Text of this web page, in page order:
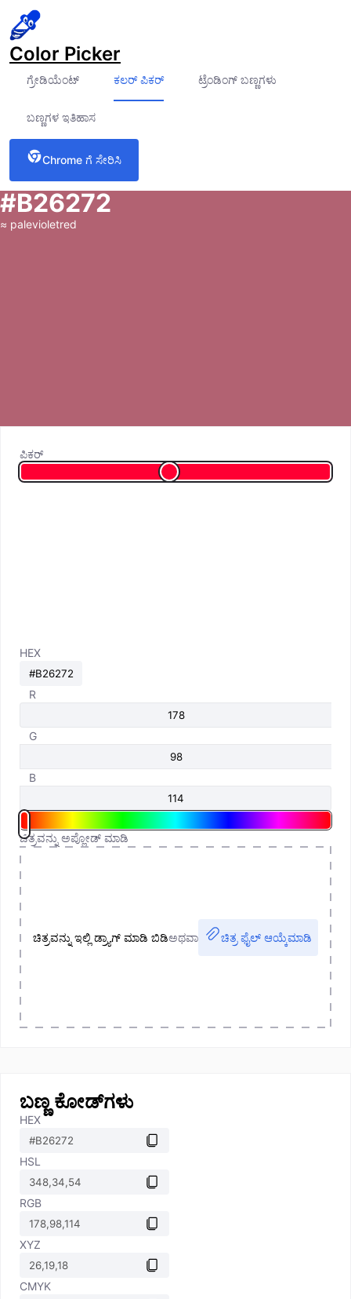
Color Picker
ಗ್ರೇಡಿಯೆಂಟ್ ಕಲರ್ ಪಿಕರ್ ಟ್ರೆಂಡಿಂಗ್ ಬಣ್ಣಗಳು
ಬಣ್ಣಗಳ ಇತಿಹಾಸ
Chrome ಗೆ ಸೇರಿಸಿ
#B26272
≈ palevioletred
ಪಿಕರ್
HEX
R
G
B
ಚಿತ್ರವನ್ನು ಅಪ್ಲೋಡ್ ಮಾಡಿ
ಚಿತ್ರವನ್ನು ಇಲ್ಲಿ ಡ್ರ್ಯಾಗ್ ಮಾಡಿ ಬಿಡಿಅಥವಾ ಚಿತ್ರ ಫೈಲ್ ಆಯ್ಕೆಮಾಡಿ
ಬಣ್ಣ ಕೋಡ್‌ಗಳು
HEX
HSL
RGB
XYZ
CMYK